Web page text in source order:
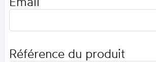
Référence du produit